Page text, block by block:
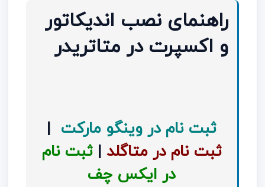
راهنمای نصب اندیکاتور
و اکسپرت در متاتریدر
ثبت نام در وینگو مارکت |
ثبت نام در متاگلد |ثبت نام
در ایکس چف